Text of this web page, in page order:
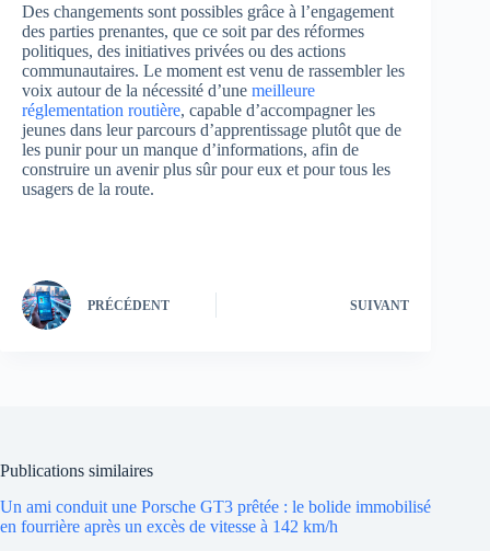
Des changements sont possibles grâce à l’engagement
des parties prenantes, que ce soit par des réformes
politiques, des initiatives privées ou des actions
communautaires. Le moment est venu de rassembler les
voix autour de la nécessité d’une meilleure
réglementation routière, capable d’accompagner les
jeunes dans leur parcours d’apprentissage plutôt que de
les punir pour un manque d’informations, afin de
construire un avenir plus sûr pour eux et pour tous les
usagers de la route.
PRÉCÉDENT SUIVANT
Publications similaires
Un ami conduit une Porsche GT3 prêtée : le bolide immobilisé
en fourrière après un excès de vitesse à 142 km/h